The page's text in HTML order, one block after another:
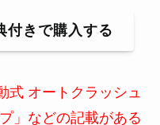
きで購入する
式 オートクラッシュ
」などの記載がある